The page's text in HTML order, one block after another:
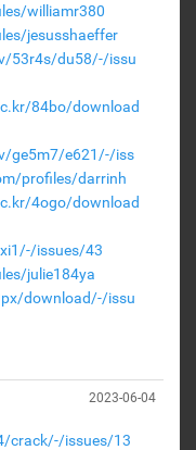
williamr380
jesusshaeffer
53r4s/du58/-/issu
84bo/download
ge5m7/e621/-/iss
profiles/darrinh
4ogo/download
issues/43
julie184ya
download/-/issu
2023-06-04
crack/-/issues/13